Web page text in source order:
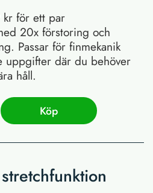
för ett par
20x förstoring och
Passar för finmekanik
uppgifter där du behöver
håll.
Köp